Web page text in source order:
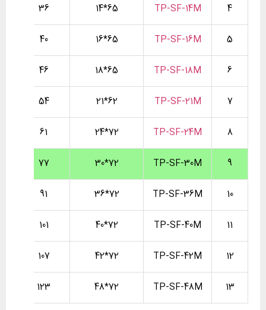
4
TP-SF-14M
65*14
36
5
TP-SF-16M
65*16
40
6
TP-SF-18M
65*18
46
7
TP-SF-21M
62*21
54
8
TP-SF-24M
72*24
61
9
TP-SF-30M
72*30
77
10
TP-SF-36M
72*36
91
11
TP-SF-40M
72*40
101
12
TP-SF-42M
72*42
107
13
TP-SF-48M
72*48
123